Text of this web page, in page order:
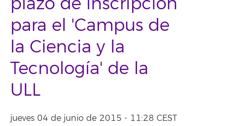
para el 'Campus de
la Ciencia y la
Tecnología' de la
ULL
jueves 04 de junio de 2015 - 11:28 CEST